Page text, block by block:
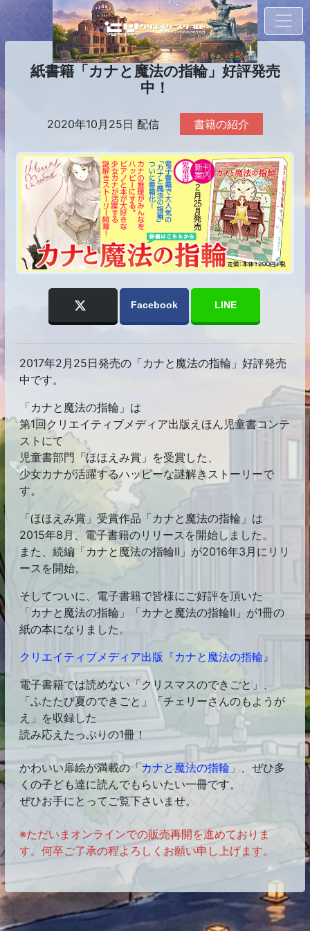
紙書籍「カナと魔法の指輪」好評発売
中！
2020年10月25日 配信 書籍の紹介
Facebook LINE
2017年2月25日発売の「カナと魔法の指輪」好評発売
中です。
「カナと魔法の指輪」は
第1回クリエイティブメディア出版えほん児童書コンテ
ストにて
児童書部門「ほほえみ賞」を受賞した、
少女カナが活躍するハッピーな謎解きストーリーで
す。
「ほほえみ賞」受賞作品「カナと魔法の指輪」は
2015年8月、電子書籍のリリースを開始しました。
また、続編「カナと魔法の指輪Ⅱ」が2016年3月にリリ
ースを開始。
そしてついに、電子書籍で皆様にご好評を頂いた
「カナと魔法の指輪」「カナと魔法の指輪Ⅱ」が1冊の
紙の本になりました。
クリエイティブメディア出版『カナと魔法の指輪』
電子書籍では読めない「クリスマスのできごと」、
「ふたたび夏のできごと」「チェリーさんのもようが
え」を収録した
読み応えたっぷりの1冊！
かわいい扉絵が満載の「カナと魔法の指輪」 、ぜひ多
くの子ども達に読んでもらいたい一冊です。
ぜひお手にとってご覧下さいませ。
※ただいまオンラインでの販売再開を進めておりま
す。何卒ご了承の程よろしくお願い申し上げます。